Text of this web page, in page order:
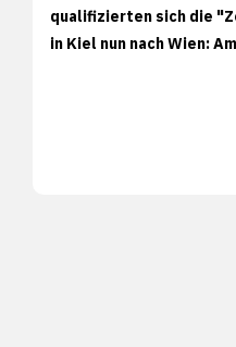
qualifizierten sich die
in Kiel nun nach Wien: